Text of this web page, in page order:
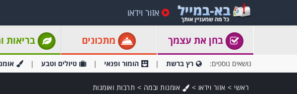
אזור וידאו
בחן את עצמך מתכונים בריאות
נושאים נוספים: רץ ברשת הומור ופנאי טיולים וטבע
ראשי > אזור וידאו > אומנות ובמה > תרבות ואומנות